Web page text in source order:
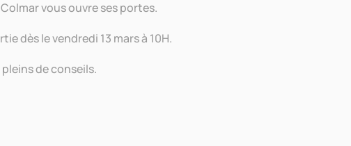
vous ouvre ses portes.
dès le vendredi 13 mars à 10H.
de conseils.